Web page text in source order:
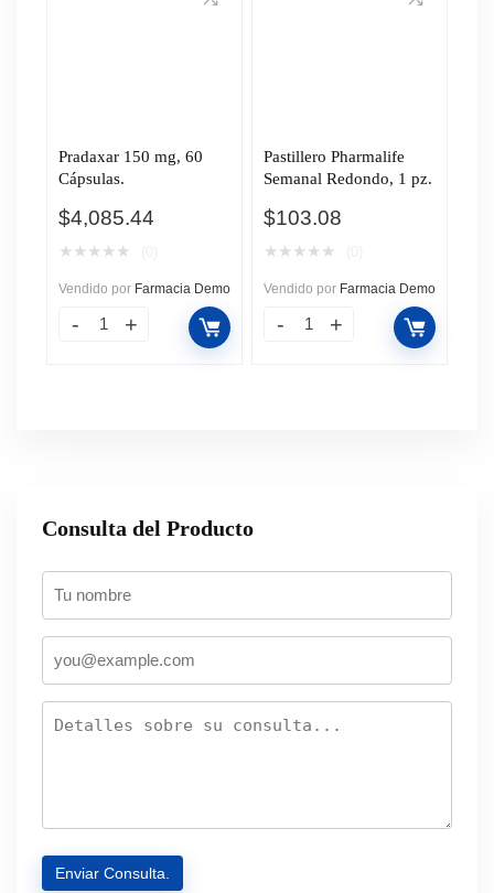
Pradaxar 150 mg, 60
Cápsulas.
$4,085.44
★ ★ ★ ★ ★
Vendido por Farmacia Demo
Pastillero Pharmalife
Semanal Redondo, 1 pz.
$103.08
★ ★ ★ ★ ★
Vendido por Farmacia Demo
Consulta del Producto